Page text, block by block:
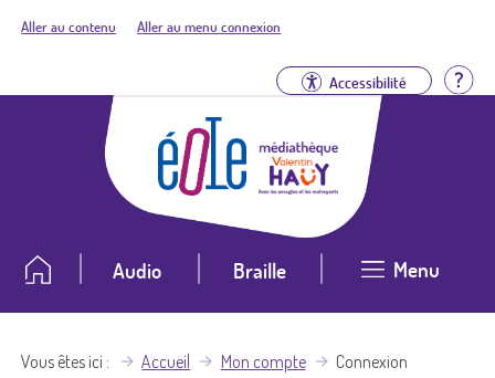
Aller au contenu Aller au menu connexion
Accessibilité
Audio Braille Menu
Vous êtes ici Accueil Mon compte Connexion